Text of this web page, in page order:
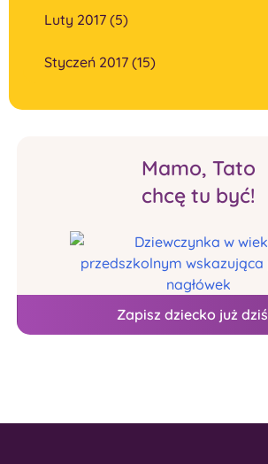
Luty 2017 (5)
Styczeń 2017 (15)
Mamo, Tato
chcę tu być!
Zapisz dziecko już dziś